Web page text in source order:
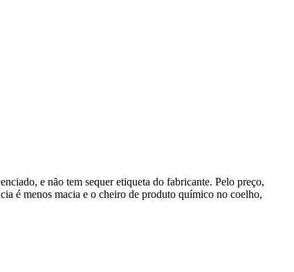
e não tem sequer etiqueta do fabricante. Pelo preço,
é menos macia e o cheiro de produto químico no coelho,